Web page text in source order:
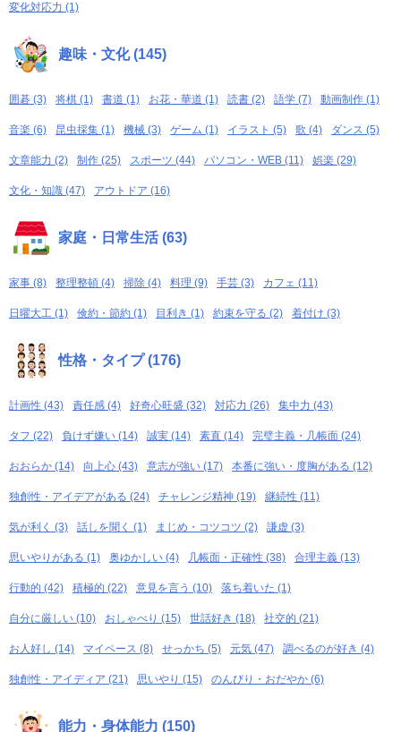
変化対応力 (1)
趣味・文化 (145)
囲碁 (3) 将棋 (1) 書道 (1) お花・華道 (1) 読書 (2) 語学 (7) 動画制作 (1)
音楽 (6) 昆虫採集 (1) 機械 (3) ゲーム (1) イラスト (5) 歌 (4) ダンス (5)
文章能力 (2) 制作 (25) スポーツ (44) パソコン・WEB (11) 娯楽 (29)
文化・知識 (47) アウトドア (16)
家庭・日常生活 (63)
家事 (8) 整理整頓 (4) 掃除 (4) 料理 (9) 手芸 (3) カフェ (11)
日曜大工 (1) 倹約・節約 (1) 目利き (1) 約束を守る (2) 着付け (3)
性格・タイプ (176)
計画性 (43) 責任感 (4) 好奇心旺盛 (32) 対応力 (26) 集中力 (43)
タフ (22) 負けず嫌い (14) 誠実 (14) 素直 (14) 完璧主義・几帳面 (24)
おおらか (14) 向上心 (43) 意志が強い (17) 本番に強い・度胸がある (12)
独創性・アイデアがある (24) チャレンジ精神 (19) 継続性 (11)
気が利く (3) 話しを聞く (1) まじめ・コツコツ (2) 謙虚 (3)
思いやりがある (1) 奥ゆかしい (4) 几帳面・正確性 (38) 合理主義 (13)
行動的 (42) 積極的 (22) 意見を言う (10) 落ち着いた (1)
自分に厳しい (10) おしゃべり (15) 世話好き (18) 社交的 (21)
お人好し (14) マイペース (8) せっかち (5) 元気 (47) 調べるのが好き (4)
独創性・アイディア (21) 思いやり (15) のんびり・おだやか (6)
能力・身体能力 (150)